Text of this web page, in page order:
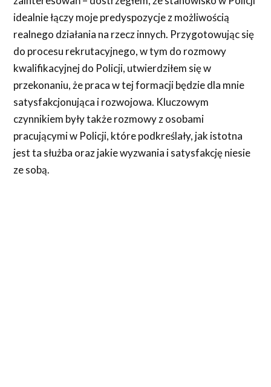
idealnie łączy moje predyspozycje z możliwością
realnego działania na rzecz innych. Przygotowując się
do procesu rekrutacyjnego, w tym do rozmowy
kwalifikacyjnej do Policji, utwierdziłem się w
przekonaniu, że praca w tej formacji będzie dla mnie
satysfakcjonująca i rozwojowa. Kluczowym
czynnikiem były także rozmowy z osobami
pracującymi w Policji, które podkreślały, jak istotna
jest ta służba oraz jakie wyzwania i satysfakcję niesie
ze sobą.